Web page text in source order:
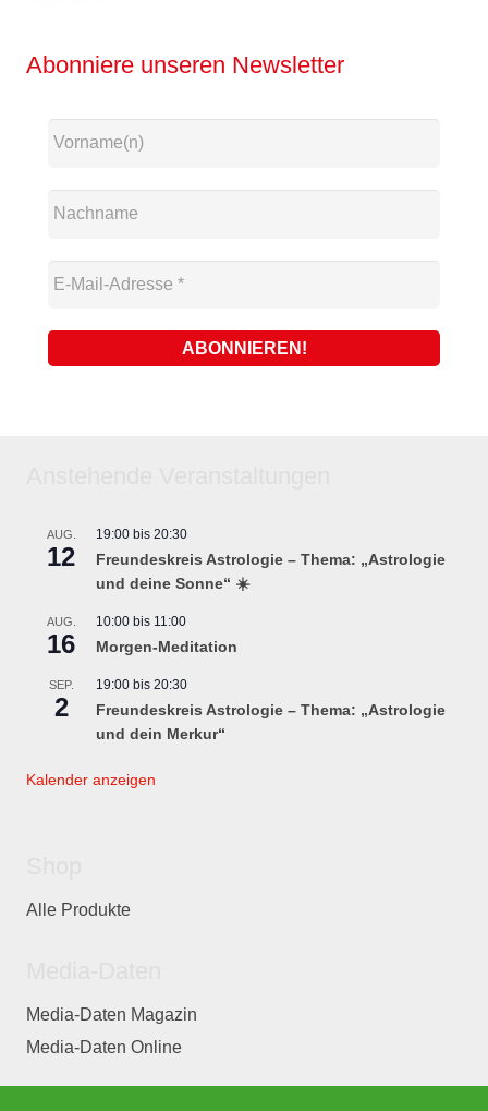
Abonniere unseren Newsletter
AUG.
12
19:00 bis 20:30
Freundeskreis Astrologie – Thema: „Astrologie
und deine Sonne“ ☀️
AUG.
16
10:00 bis 11:00
Morgen-Meditation
SEP.
2
19:00 bis 20:30
Freundeskreis Astrologie – Thema: „Astrologie
und dein Merkur“
Kalender anzeigen
Alle Produkte
Media-Daten Magazin
Media-Daten Online